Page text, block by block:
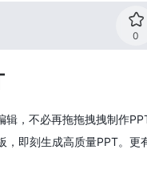
0
辑，不必再拖拖拽拽制作
，即刻生成高质量PPT。更